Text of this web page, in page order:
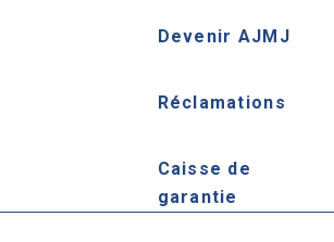
Devenir AJMJ
Réclamations
Caisse de
garantie